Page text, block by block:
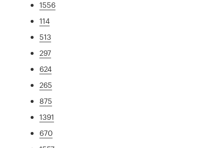
1556
114
513
297
624
265
875
1391
670